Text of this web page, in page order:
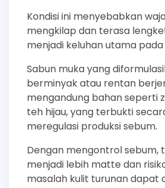
Kondisi ini menyebabkan
mengkilap dan terasa
menjadi keluhan utama pada
Sabun muka yang
berminyak atau rentan
mengandung bahan seperti
teh hijau, yang terbukti
meregulasi produksi sebum.
Dengan mengontrol sebum,
menjadi lebih matte dan
masalah kulit turunan dapat